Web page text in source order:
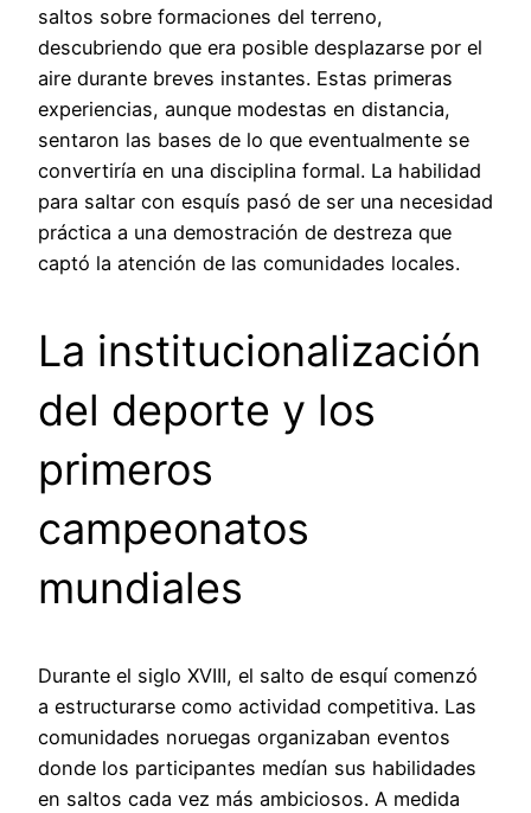
saltos sobre formaciones del terreno,
descubriendo que era posible desplazarse por el
aire durante breves instantes. Estas primeras
experiencias, aunque modestas en distancia,
sentaron las bases de lo que eventualmente se
convertiría en una disciplina formal. La habilidad
para saltar con esquís pasó de ser una necesidad
práctica a una demostración de destreza que
captó la atención de las comunidades locales.
La institucionalización
del deporte y los
primeros
campeonatos
mundiales
Durante el siglo XVIII, el salto de esquí comenzó
a estructurarse como actividad competitiva. Las
comunidades noruegas organizaban eventos
donde los participantes medían sus habilidades
en saltos cada vez más ambiciosos. A medida